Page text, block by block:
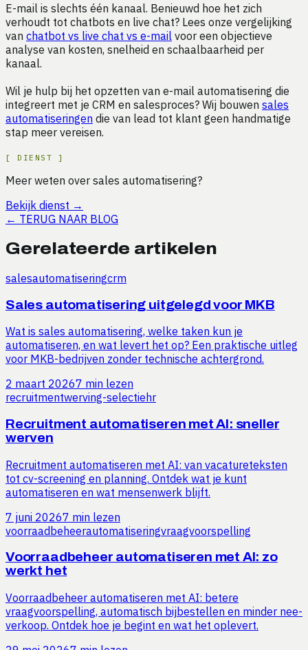
E-mail is slechts één kanaal. Benieuwd hoe het zich
verhoudt tot chatbots en live chat? Lees onze vergelijking
van chatbot vs live chat vs e-mail voor een objectieve
analyse van kosten, snelheid en schaalbaarheid per
kanaal.
Wil je hulp bij het opzetten van e-mail automatisering die
integreert met je CRM en salesproces? Wij bouwen sales
automatiseringen die van lead tot klant geen handmatige
stap meer vereisen.
[ DIENST ]
Meer weten over sales automatisering?
Bekijk dienst →
← TERUG NAAR BLOG
Gerelateerde artikelen
salesautomatiseringcrm
Sales automatisering uitgelegd voor MKB
Wat is sales automatisering, welke taken kun je
automatiseren, en wat levert het op? Een praktische uitleg
voor MKB-bedrijven zonder technische achtergrond.
2 maart 20267 min lezen
recruitmentwerving-selectie hr
Recruitment automatiseren met AI: sneller
werven
Recruitment automatiseren met AI: van vacatureteksten
tot cv-screening en planning. Ontdek wat je kunt
automatiseren en wat mensenwerk blijft.
7 juni 20267 min lezen
voorraadbeheerautomatiseringvraagvoorspelling
Voorraadbeheer automatiseren met AI: zo
werkt het
Voorraadbeheer automatiseren met AI: betere
vraagvoorspelling, automatisch bijbestellen en minder nee-
verkoop. Ontdek hoe je begint en wat het oplevert.